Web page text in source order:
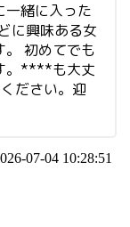
一緒に入った
に興味ある女
。 初めてでも
。****も大丈
ださい。迎
07-04 10:28:51